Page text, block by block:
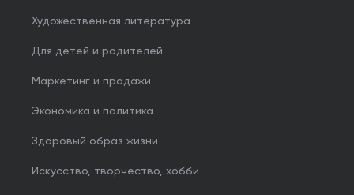
Художественная литература
Для детей и родителей
Маркетинг и продажи
Экономика и политика
Здоровый образ жизни
Искусство, творчество, хобби